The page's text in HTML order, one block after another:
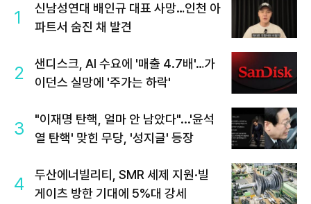
1
신남성연대 배인규 대표 사망…인천 아
파트서 숨진 채 발견
2
샌디스크, AI 수요에 '매출 4.7배'…가
이던스 실망에 '주가는 하락'
3
"이재명 탄핵, 얼마 안 남았다"...'윤석
열 탄핵' 맞힌 무당, '성지글' 등장
4
두산에너빌리티, SMR 세제 지원·빌
게이츠 방한 기대에 5%대 강세